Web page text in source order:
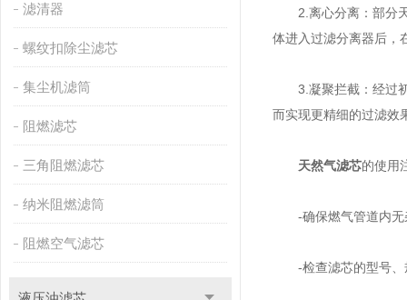
滤清器
螺纹扣除尘滤芯
集尘机滤筒
阻燃滤芯
三角阻燃滤芯
纳米阻燃滤筒
阻燃空气滤芯
2.离心分离：部分天
体进入过滤分离器后，
3.凝聚拦截：经过初
而实现更精细的过滤效
天然气滤芯的使用
-确保燃气管道内无
-检查滤芯的型号、